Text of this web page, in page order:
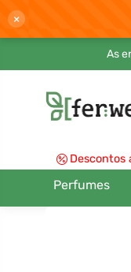
×
As
Descontos
Perfumes